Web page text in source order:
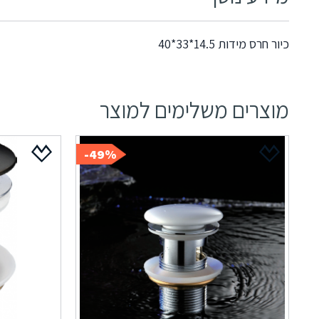
כיור חרס מידות 14.5*33*40
מוצרים משלימים למוצר
49%-